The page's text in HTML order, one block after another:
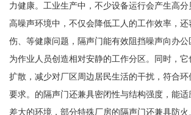
力健康。工业生产中，不少设备运行会产生高
高噪声环境中，不仅会降低工人的工作效率，还
伤、等健康问题，隔声门能有效阻挡噪声向办公
为作业人员创造相对安静的工作分区。同时，
扩散，减少对厂区周边居民生活的干扰，符合
要求。的隔声门还兼具密闭性与结构强度，能
差大的环境，部分特殊厂房的隔声门还兼具防